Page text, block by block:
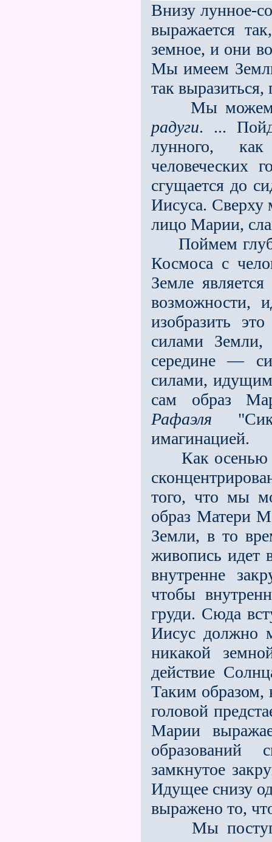
Внизу лунное-
выражается
земное, и они
Мы имеем
так выразиться,
Мы можем
радуги. ...
лунного,
человеческих
сгущается до
Иисуса. Сверху
лицо Марии,
Поймем
Космоса с
Земле
возможности,
изобразить
силами
середине —
силами,
сам образ
Рафаэля
имагинацией.
Как осенью
того, что мы
образ Матери
Земли, в то
живопись идет
внутренне
чтобы
груди. Сюда
Иисус должно
никакой
действие
Таким образом,
головой
Марии
образований
замкнутое
Идущее снизу
выражено то,
Мы